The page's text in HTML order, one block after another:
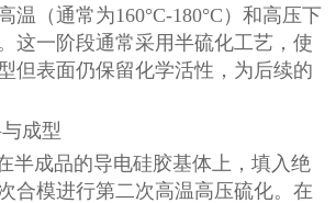
温（通常为160°C-180°C）和高压下
这一阶段通常采用半硫化工艺，使
但表面仍保留化学活性，为后续的
成型
半成品的导电硅胶基体上，填入绝
合模进行第二次高温高压硫化。在